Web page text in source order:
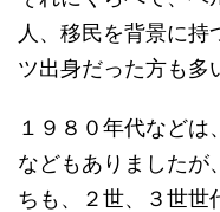
人、移民を背景に持
ツ出身だった方も多
１９８０年代など
などもありましたが
ちも、２世、３世世